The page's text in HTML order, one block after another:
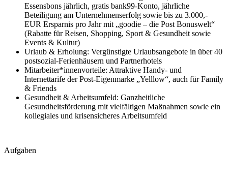
Essensbons jährlich, gratis bank99‑Konto, jährliche
Beteiligung am Unternehmenserfolg sowie bis zu 3.000,-
EUR Ersparnis pro Jahr mit „goodie – die Post Bonuswelt“
(Rabatte für Reisen, Shopping, Sport & Gesundheit sowie
Events & Kultur)
Urlaub & Erholung: Vergünstigte Urlaubsangebote in über 40
postsozial‑Ferienhäusern und Partnerhotels
Mitarbeiter*innenvorteile: Attraktive Handy‑ und
Internettarife der Post‑Eigenmarke „Yelllow“, auch für Family
& Friends
Gesundheit & Arbeitsumfeld: Ganzheitliche
Gesundheitsförderung mit vielfältigen Maßnahmen sowie ein
kollegiales und krisensicheres Arbeitsumfeld
Aufgaben